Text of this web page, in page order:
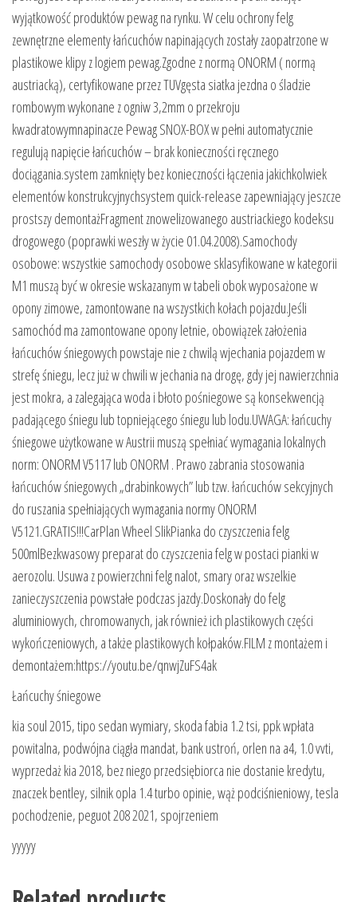
wyjątkowość produktów pewag na rynku. W celu ochrony felg
zewnętrzne elementy łańcuchów napinających zostały zaopatrzone w
plastikowe klipy z logiem pewag.Zgodne z normą ONORM ( normą
austriacką), certyfikowane przez TUVgęsta siatka jezdna o śladzie
rombowym wykonane z ogniw 3,2mm o przekroju
kwadratowymnapinacze Pewag SNOX-BOX w pełni automatycznie
regulują napięcie łańcuchów – brak konieczności ręcznego
dociągania.system zamknięty bez konieczności łączenia jakichkolwiek
elementów konstrukcyjnychsystem quick-release zapewniający jeszcze
prostszy demontażFragment znowelizowanego austriackiego kodeksu
drogowego (poprawki weszły w życie 01.04.2008).Samochody
osobowe: wszystkie samochody osobowe sklasyfikowane w kategorii
M1 muszą być w okresie wskazanym w tabeli obok wyposażone w
opony zimowe, zamontowane na wszystkich kołach pojazdu.Jeśli
samochód ma zamontowane opony letnie, obowiązek założenia
łańcuchów śniegowych powstaje nie z chwilą wjechania pojazdem w
strefę śniegu, lecz już w chwili w jechania na drogę, gdy jej nawierzchnia
jest mokra, a zalegająca woda i błoto pośniegowe są konsekwencją
padającego śniegu lub topniejącego śniegu lub lodu.UWAGA: łańcuchy
śniegowe użytkowane w Austrii muszą spełniać wymagania lokalnych
norm: ONORM V5117 lub ONORM . Prawo zabrania stosowania
łańcuchów śniegowych „drabinkowych” lub tzw. łańcuchów sekcyjnych
do ruszania spełniających wymagania normy ONORM
V5121.GRATIS!!!CarPlan Wheel SlikPianka do czyszczenia felg
500mlBezkwasowy preparat do czyszczenia felg w postaci pianki w
aerozolu. Usuwa z powierzchni felg nalot, smary oraz wszelkie
zanieczyszczenia powstałe podczas jazdy.Doskonały do felg
aluminiowych, chromowanych, jak również ich plastikowych części
wykończeniowych, a także plastikowych kołpaków.FILM z montażem i
demontażem:https://youtu.be/qnwjZuFS4ak
Łańcuchy śniegowe
kia soul 2015, tipo sedan wymiary, skoda fabia 1.2 tsi, ppk wpłata
powitalna, podwójna ciągła mandat, bank ustroń, orlen na a4, 1.0 vvti,
wyprzedaż kia 2018, bez niego przedsiębiorca nie dostanie kredytu,
znaczek bentley, silnik opla 1.4 turbo opinie, wąż podciśnieniowy, tesla
pochodzenie, peguot 208 2021, spojrzeniem
yyyyy